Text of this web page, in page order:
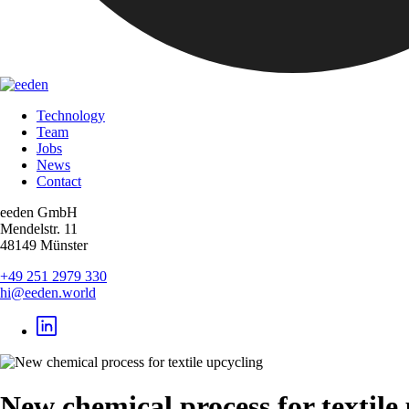
Technology
Team
Jobs
News
Contact
eeden GmbH
Mendelstr. 11
48149 Münster
+49 251 2979 330
hi@eeden.world